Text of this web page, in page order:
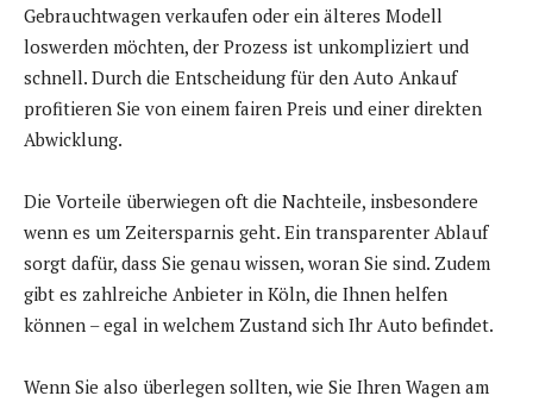
Gebrauchtwagen verkaufen oder ein älteres Modell
loswerden möchten, der Prozess ist unkompliziert und
schnell. Durch die Entscheidung für den Auto Ankauf
profitieren Sie von einem fairen Preis und einer direkten
Abwicklung.
Die Vorteile überwiegen oft die Nachteile, insbesondere
wenn es um Zeitersparnis geht. Ein transparenter Ablauf
sorgt dafür, dass Sie genau wissen, woran Sie sind. Zudem
gibt es zahlreiche Anbieter in Köln, die Ihnen helfen
können – egal in welchem Zustand sich Ihr Auto befindet.
Wenn Sie also überlegen sollten, wie Sie Ihren Wagen am